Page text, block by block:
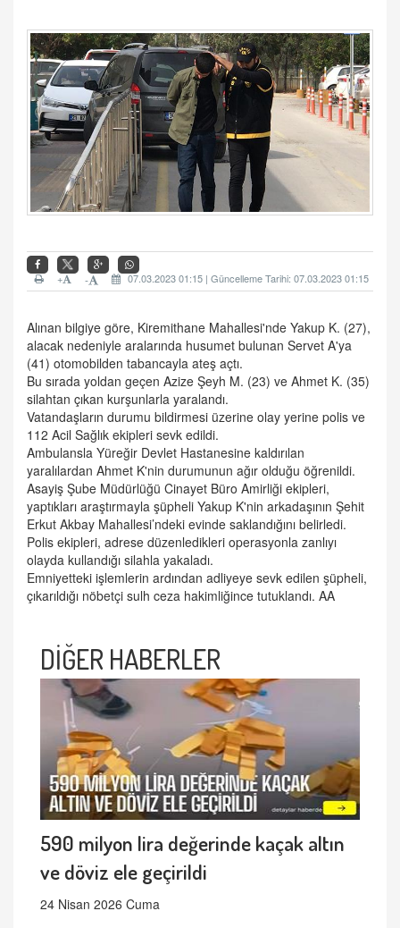
07.03.2023 01:15 | Güncelleme Tarihi: 07.03.2023 01:15
-
+
Alınan bilgiye göre, Kiremithane Mahallesi'nde Yakup K. (27),
alacak nedeniyle aralarında husumet bulunan Servet A'ya
(41) otomobilden tabancayla ateş açtı.
Bu sırada yoldan geçen Azize Şeyh M. (23) ve Ahmet K. (35)
silahtan çıkan kurşunlarla yaralandı.
Vatandaşların durumu bildirmesi üzerine olay yerine polis ve
112 Acil Sağlık ekipleri sevk edildi.
Ambulansla Yüreğir Devlet Hastanesine kaldırılan
yaralılardan Ahmet K'nin durumunun ağır olduğu öğrenildi.
Asayiş Şube Müdürlüğü Cinayet Büro Amirliği ekipleri,
yaptıkları araştırmayla şüpheli Yakup K'nin arkadaşının Şehit
Erkut Akbay Mahallesi’ndeki evinde saklandığını belirledi.
Polis ekipleri, adrese düzenledikleri operasyonla zanlıyı
olayda kullandığı silahla yakaladı.
Emniyetteki işlemlerin ardından adliyeye sevk edilen şüpheli,
çıkarıldığı nöbetçi sulh ceza hakimliğince tutuklandı. AA
DİĞER HABERLER
590 milyon lira değerinde kaçak altın
ve döviz ele geçirildi
24 Nisan 2026 Cuma